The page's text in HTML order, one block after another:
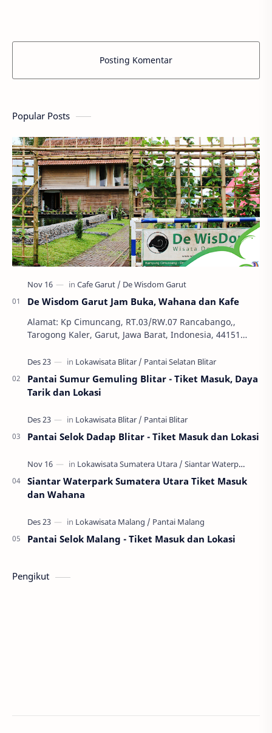
Posting Komentar
Popular Posts
De Wisdom Garut Jam Buka, Wahana dan Kafe
Alamat: Kp Cimuncang, RT.03/RW.07 Rancabango,,
Tarogong Kaler, Garut, Jawa Barat, Indonesia, 44151
Pantai Sumur Gemuling Blitar - Tiket Masuk, Daya
Tarik dan Lokasi
Pantai Selok Dadap Blitar - Tiket Masuk dan Lokasi
Siantar Waterpark Sumatera Utara Tiket Masuk
dan Wahana
Pantai Selok Malang - Tiket Masuk dan Lokasi
Pengikut